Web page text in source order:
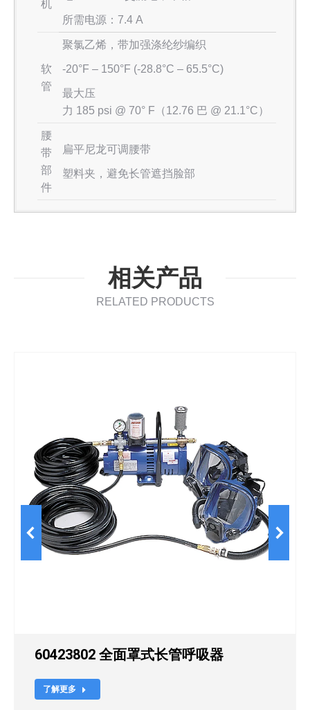
机
所需电源：7.4 A
软
管
聚氯乙烯，带加强涤纶纱编织
-20°F – 150°F (-28.8°C – 65.5°C)
最大压
力 185 psi @ 70° F（12.76 巴 @ 21.1°C）
腰
带
部
件
扁平尼龙可调腰带
塑料夹，避免长管遮挡脸部
相关产品
RELATED PRODUCTS
60423802 全面罩式长管呼吸器
了解更多